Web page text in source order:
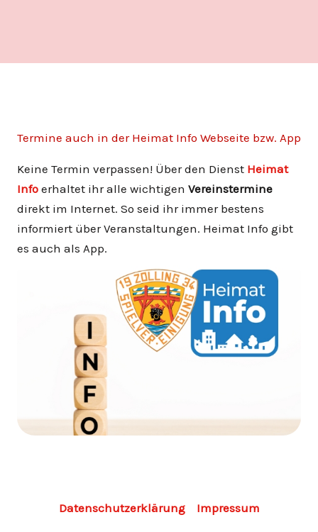
Termine auch in der Heimat Info Webseite bzw. App
Keine Termin verpassen! Über den Dienst Heimat
Info erhaltet ihr alle wichtigen Vereinstermine
direkt im Internet. So seid ihr immer bestens
informiert über Veranstaltungen. Heimat Info gibt
es auch als App.
Datenschutzerklärung Impressum